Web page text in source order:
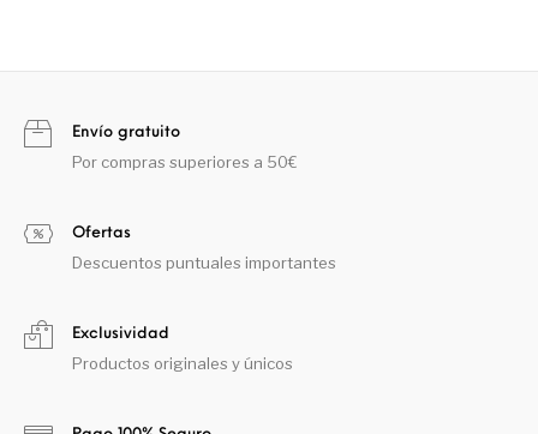
Envío gratuito
Por compras superiores a 50€
Ofertas
Descuentos puntuales importantes
Exclusividad
Productos originales y únicos